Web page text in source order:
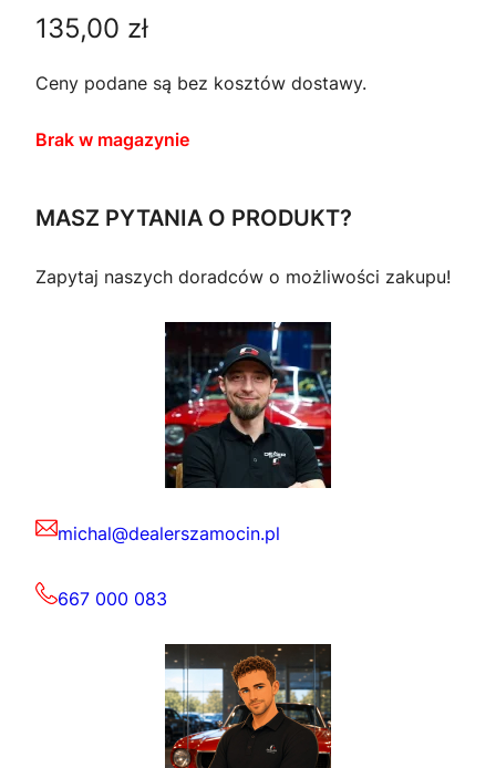
135,00 zł
Ceny podane są bez kosztów dostawy.
Brak w magazynie
MASZ PYTANIA O PRODUKT?
Zapytaj naszych doradców o możliwości zakupu!
michal@dealerszamocin.pl
667 000 083